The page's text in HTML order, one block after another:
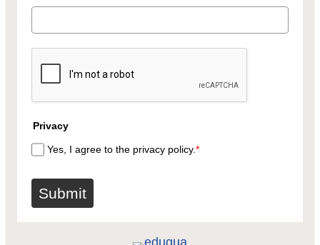
Privacy
Yes, I agree to the privacy policy.*
Submit